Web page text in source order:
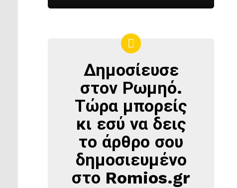
ΔΗΜΟΣΊΕΥΣΕ
ΣΤΟΝ
ΡΩΜΗΌ
Δημοσίευσε
στον Ρωμηό.
Τώρα μπορείς
κι εσύ να δεις
το άρθρο σου
δημοσιευμένο
στο Romios.gr